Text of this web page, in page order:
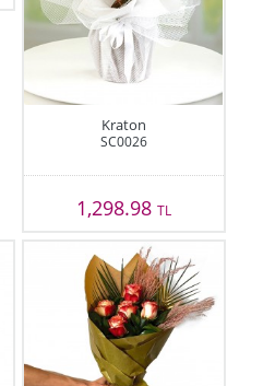
Kraton
SC0026
1,298.98 TL